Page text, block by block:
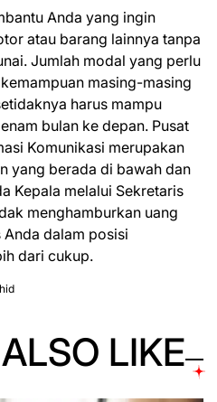
Anda yang ingin
atau barang lainnya tanpa
Jumlah modal yang perlu
masing-masing
harus mampu
bulan ke depan. Pusat
Komunikasi merupakan
yang berada di bawah dan
Kepala melalui Sekretaris
menghamburkan uang
dalam posisi
dari cukup.
LIKE